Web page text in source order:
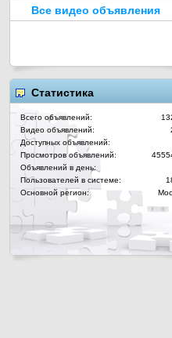
Все видео объявления
Статистика
Всего объявлений:
Видео объявлений:
Доступных объявлений:
Просмотров объявлений:
Объявлений в день:
Пользователей в системе:
Основной регион: